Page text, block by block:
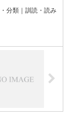
分類｜訓読・読み